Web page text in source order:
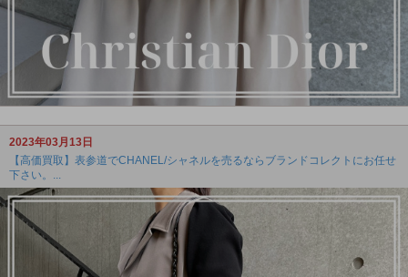
2023年03月13日
【高価買取】表参道でCHANEL/シャネルを売るならブランドコレクトにお任せ
下さい。...